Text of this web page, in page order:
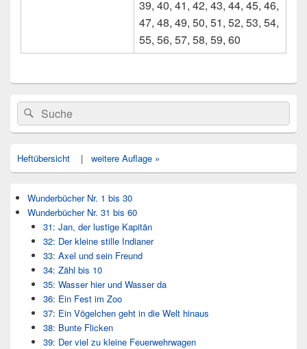
39, 40, 41, 42, 43, 44, 45, 46,
47, 48, 49, 50, 51, 52, 53, 54,
55, 56, 57, 58, 59, 60
Primärer
Seitenleisten
Widget-
Bereich
Search
for:
Suche
Heftübersicht | weitere Auflage »
Wunderbücher Nr. 1 bis 30
Wunderbücher Nr. 31 bis 60
31: Jan, der lustige Kapitän
32: Der kleine stille Indianer
33: Axel und sein Freund
34: Zähl bis 10
35: Wasser hier und Wasser da
36: Ein Fest im Zoo
37: Ein Vögelchen geht in die Welt hinaus
38: Bunte Flicken
39: Der viel zu kleine Feuerwehrwagen